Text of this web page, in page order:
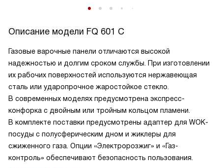
Описание модели FQ 601 C
Газовые варочные панели отличаются высокой
надежностью и долгим сроком службы. При изготовлении
их рабочих поверхностей используются нержавеющая
сталь или ударопрочное жаростойкое стекло.
В современных моделях предусмотрена экспресс-
конфорка с двойным или тройным кольцом пламени.
В комплекте поставки предусмотрены адаптер для WOK-
посуды с полусферическим дном и жиклеры для
сжиженного газа. Опции «Электророзжиг» и «Газ-
контроль» обеспечивают безопасность пользования.